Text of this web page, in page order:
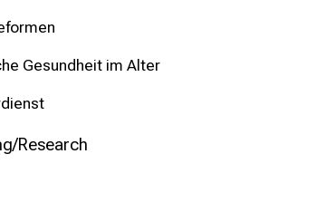
Gesundheit im Alter
Research